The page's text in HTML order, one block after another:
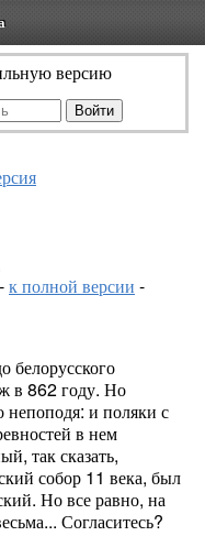
версию
-к полной версии -
белорусского
в 862 году. Но
непоподя: и поляки с
в нем
так сказать,
собор 11 века, был
Но все равно, на
Согласитесь?